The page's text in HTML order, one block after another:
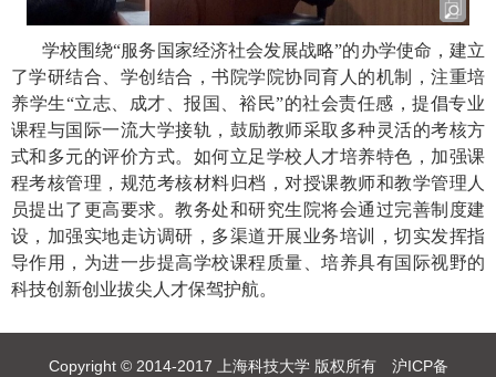
学校围绕“服务国家经济社会发展战略”的办学使命，建立
了学研结合、学创结合，书院学院协同育人的机制，注重培
养学生“立志、成才、报国、裕民”的社会责任感，提倡专业
课程与国际一流大学接轨，鼓励教师采取多种灵活的考核方
式和多元的评价方式。如何立足学校人才培养特色，加强课
程考核管理，规范考核材料归档，对授课教师和教学管理人
员提出了更高要求。教务处和研究生院将会通过完善制度建
设，加强实地走访调研，多渠道开展业务培训，切实发挥指
导作用，为进一步提高学校课程质量、培养具有国际视野的
科技创新创业拔尖人才保驾护航。
Copyright © 2014-2017 上海科技大学 版权所有 沪ICP备